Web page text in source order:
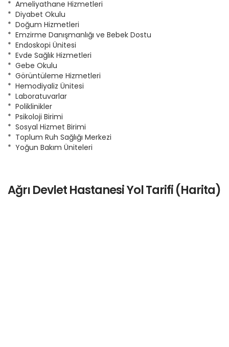
* Ameliyathane Hizmetleri
* Diyabet Okulu
* Doğum Hizmetleri
* Emzirme Danışmanlığı ve Bebek Dostu
* Endoskopi Ünitesi
* Evde Sağlık Hizmetleri
* Gebe Okulu
* Görüntüleme Hizmetleri
* Hemodiyaliz Ünitesi
* Laboratuvarlar
* Poliklinikler
* Psikoloji Birimi
* Sosyal Hizmet Birimi
* Toplum Ruh Sağlığı Merkezi
* Yoğun Bakım Üniteleri
Ağrı Devlet Hastanesi Yol Tarifi (Harita)